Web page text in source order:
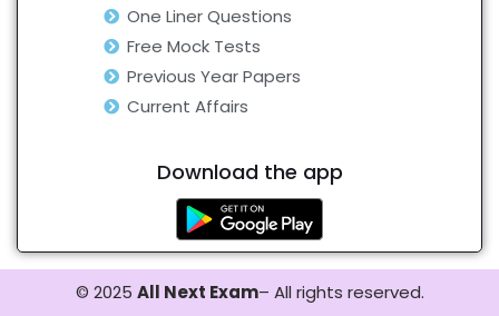
One Liner Questions
Free Mock Tests
Previous Year Papers
Current Affairs
Download the app
© 2025 All Next Exam– All rights reserved.